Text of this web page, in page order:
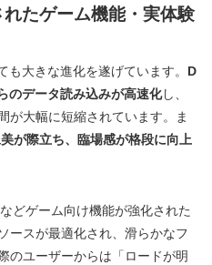
たゲーム機能・実体験
大きな進化を遂げています。 D
のデータ読み込みが高速化し、
が大幅に短縮されています。ま
が際立ち、臨場感が格段に向上
どゲーム向け機能が強化された
ースが最適化され、滑らかなフ
のユーザーからは「ロードが明